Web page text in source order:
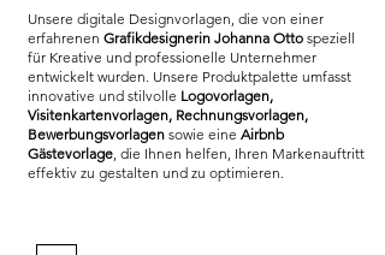
Gewerbe
Unsere digitale Designvorlagen, die von einer
erfahrenen Grafikdesignerin Johanna Otto speziell
für Kreative und professionelle Unternehmer
entwickelt wurden. Unsere Produktpalette umfasst
innovative und stilvolle Logovorlagen,
Visitenkartenvorlagen, Rechnungsvorlagen,
Bewerbungsvorlagen sowie eine Airbnb
Gästevorlage , die Ihnen helfen, Ihren Markenauftritt
effektiv zu gestalten und zu optimieren.